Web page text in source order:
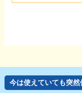
今は使えていても突然